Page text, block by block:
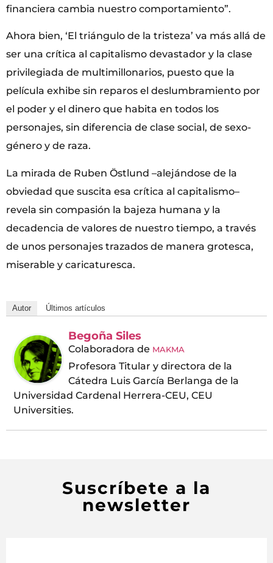
financiera cambia nuestro comportamiento”.
Ahora bien, ‘El triángulo de la tristeza’ va más allá de
ser una crítica al capitalismo devastador y la clase
privilegiada de multimillonarios, puesto que la
película exhibe sin reparos el deslumbramiento por
el poder y el dinero que habita en todos los
personajes, sin diferencia de clase social, de sexo-
género y de raza.
La mirada de Ruben Östlund –alejándose de la
obviedad que suscita esa crítica al capitalismo–
revela sin compasión la bajeza humana y la
decadencia de valores de nuestro tiempo, a través
de unos personajes trazados de manera grotesca,
miserable y caricaturesca.
Autor Últimos artículos
Begoña Siles
Colaboradora de MAKMA
Profesora Titular y directora de la
Cátedra Luis García Berlanga de la
Universidad Cardenal Herrera-CEU, CEU
Universities.
Suscríbete a la
newsletter